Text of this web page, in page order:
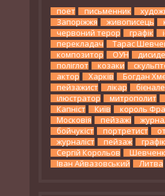
поет письменник
Запоріжжя
живописець
червоний терор
графік
перекладач
Тарас
композитор
ОУН
поліглот
козаки
актор
Харків
Богдан
пейзажист
лікар
бієнале
ілюстратор
митрополит
Капніст
Київ
король
Московія
пейзажі
бойчукіст
портретист
журналіст
пейзаж
Сергій Корольов
Іван Айвазовський
Литва